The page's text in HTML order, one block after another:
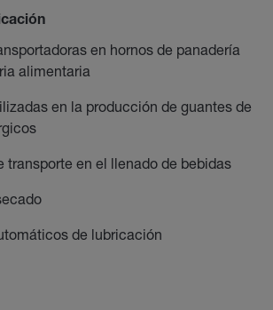
en hornos de panadería
alimentaria
en la producción de guantes de
transporte en el llenado de bebidas
de lubricación